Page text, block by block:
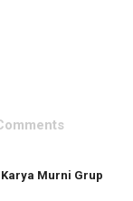
Murni Grup